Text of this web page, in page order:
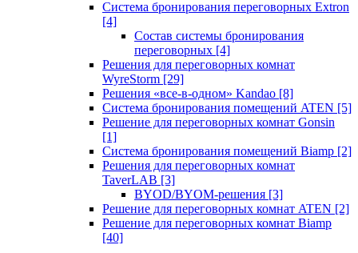
Система бронирования переговорных Extron
[4]
Состав системы бронирования
переговорных [4]
Решения для переговорных комнат
WyreStorm [29]
Решения «все-в-одном» Kandao [8]
Система бронирования помещений ATEN [5]
Решение для переговорных комнат Gonsin
[1]
Система бронирования помещений Biamp [2]
Решения для переговорных комнат
TaverLAB [3]
BYOD/BYOM-решения [3]
Решение для переговорных комнат ATEN [2]
Решение для переговорных комнат Biamp
[40]